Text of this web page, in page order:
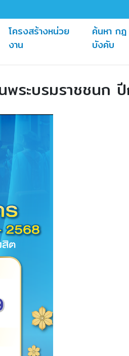
โครงสร้างหน่วย
งาน
ค้นหา กฎ
บังคับ
ระบรมราชชนก